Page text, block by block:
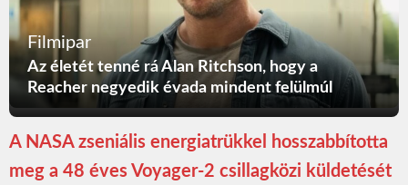
Filmipar
Az életét tenné rá Alan Ritchson, hogy a
Reacher negyedik évada mindent felülmúl
A NASA zseniális energiatrükkel hosszabbította
meg a 48 éves Voyager-2 csillagközi küldetését